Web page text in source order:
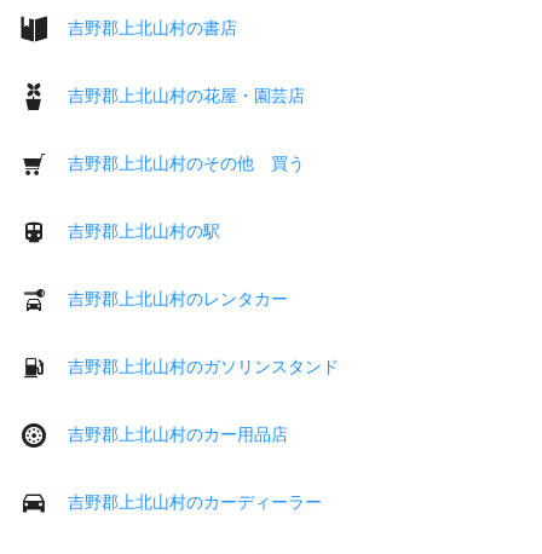
吉野郡上北山村の書店
吉野郡上北山村の花屋・園芸店
吉野郡上北山村のその他 買う
吉野郡上北山村の駅
吉野郡上北山村のレンタカー
吉野郡上北山村のガソリンスタンド
吉野郡上北山村のカー用品店
吉野郡上北山村のカーディーラー